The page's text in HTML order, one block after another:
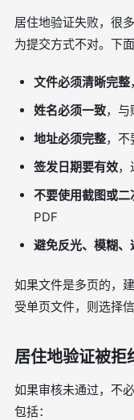
居住地验证失败，很
为提交方式不对。下
文件必须清晰完整
姓名必须一致，
地址必须完整，
签发日期要有效，
不要使用截图或二
PDF
避免反光、模糊、
如果文件是多页的，
受单页文件，则选择
居住地验证被拒
如果审核未通过，不
包括：